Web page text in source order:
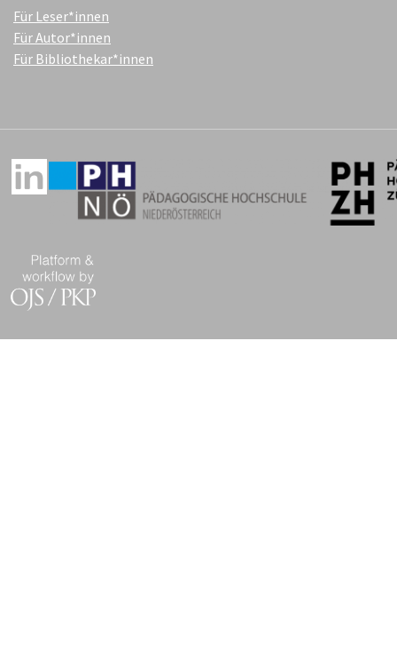
Für Leser*innen
Für Autor*innen
Für Bibliothekar*innen